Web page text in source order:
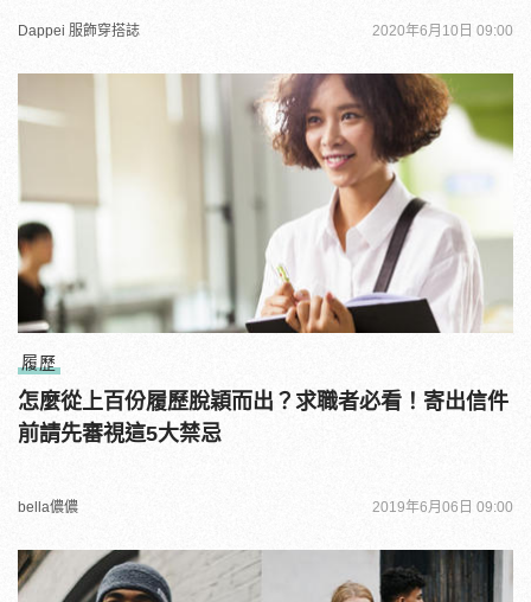
Dappei 服飾穿搭誌 2020年6月10日 09:00
履歷
怎麼從上百份履歷脫穎而出？求職者必看！寄出信件
前請先審視這5大禁忌
bella儂儂 2019年6月06日 09:00